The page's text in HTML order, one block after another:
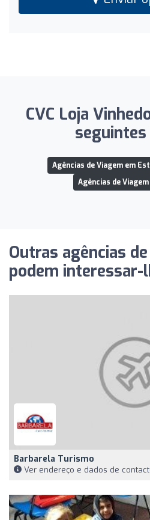
CVC Loja
Agências de Viagem em
Agências de
Outras agências
podem interessar-
Barbarela Turismo
Ver endereço e dados de